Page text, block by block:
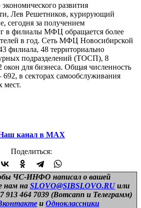
развития
Лев Решетников, курирующий
сегодня за получением
в филиалы МФЦ обращается более
в год. Сеть МФЦ Новосибирской
филиала, 48 территориально
подразделений (ТОСП), 8
для бизнеса. Общая численность
в секторах самообслуживания
мест.
канал в МАХ
Поделиться:
ЧС-ИНФО написал о вашей
нам на SLOVO@SIBSLOVO.RU или
913 464 7039 (Вотсапп и Телеграмм)
и Одноклассники